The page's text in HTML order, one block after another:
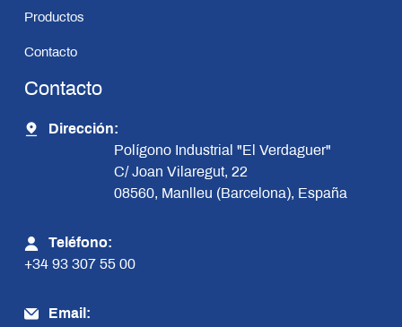
Productos
Contacto
Contacto
Dirección:
Polígono Industrial "El Verdaguer"
C/ Joan Vilaregut, 22
08560, Manlleu (Barcelona), España
Teléfono:
+34 93 307 55 00
Email: